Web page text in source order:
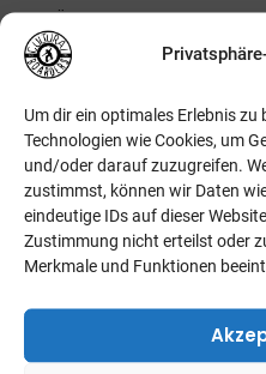
Um dir ein optimales Erlebnis zu
Technologien wie Cookies, um
und/oder darauf zuzugreifen.
zustimmst, können wir Daten
eindeutige IDs auf dieser
Zustimmung nicht erteilst oder
Merkmale und Funktionen
Österreich sein, die
und Spaß ausüben. Der
Auf der Veranstaltung
Es gilt die 3G Regel
Vor Ort gibt es keine
Bei Nachweis gibt es ein
Getränke kaufen könnt.
Zusätzlich gelten die
Veranstaltung geltenden